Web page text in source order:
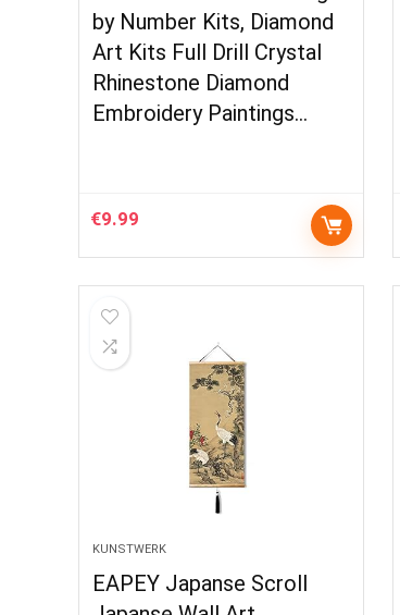
by Number Kits, Diamond
Art Kits Full Drill Crystal
Rhinestone Diamond
Embroidery Paintings…
€9.99
KUNSTWERK
EAPEY Japanse Scroll